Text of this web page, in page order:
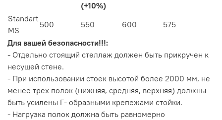
(+10%)
Standart
MS
500 550 600
575
Для вашей безопасности!!!:
- Отдельно стоящий стеллаж должен быть прикручен к
несущей стене.
- При использовании стоек высотой более 2000 мм, не
менее трех полок (нижняя, средняя, верхняя) должны
быть усилены Г- образными крепежами стойки.
- Нагрузка полок должна быть равномерно